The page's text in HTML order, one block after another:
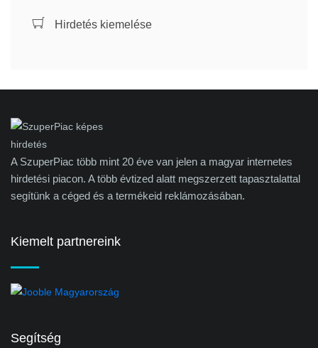
Hirdetés kiemelése
A SzuperPiac több mint 20 éve van jelen a magyar internetes
hirdetési piacon. A több évtized alatt megszerzett tapasztalattal
segítünk a céged és a termékeid reklámozásában.
Kiemelt partnereink
Segítség